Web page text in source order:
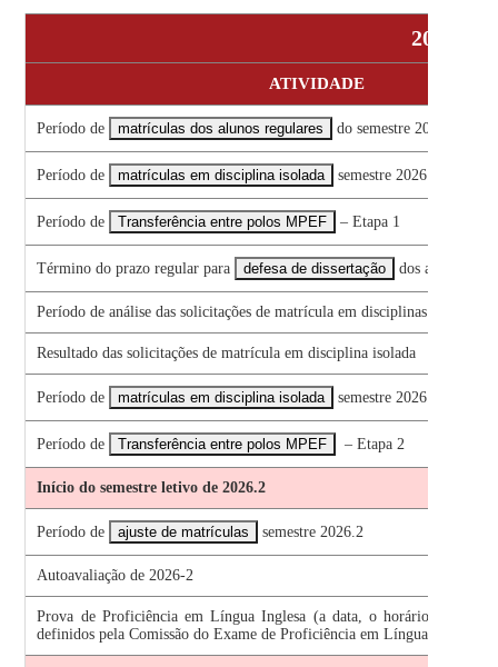
2026.2
ATIVIDADE
Período de matrículas dos alunos regulares do semestre 2026.2
Período de matrículas em disciplina isolada semestre 2026.2
Período de Transferência entre polos MPEF – Etapa 1
Término do prazo regular para defesa de dissertação dos alunos da
Período de análise das solicitações de matrícula em disciplinas isoladas
Resultado das solicitações de matrícula em disciplina isolada
Período de matrículas em disciplina isolada semestre 2026.1 – Etapa
Período de Transferência entre polos MPEF – Etapa 2
Início do semestre letivo de 2026.2
Período de ajuste de matrículas semestre 2026.2
Autoavaliação de 2026-2
Prova de Proficiência em Língua Inglesa (a data, o horário e o local
definidos pela Comissão do Exame de Proficiência em Línguas)